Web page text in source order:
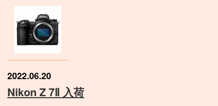
2022.06.20
Nikon Z 7Ⅱ 入荷